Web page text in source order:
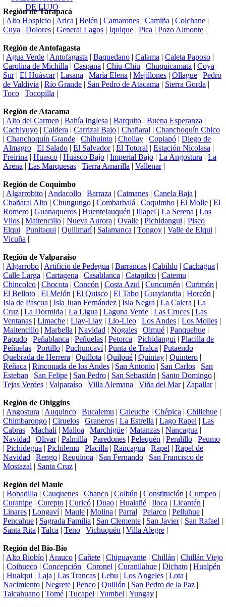
Región de Tarapacá
| Alto Hospicio | Arica | Belén | Camarones | Camiña | Colchane |
Cuya | Dolores | General Lagos | Iquique | Pica | Pozo Almonte |
Región de Antofagasta
| Agua Verde | Antofagasta | Baquedano | Calama | Caleta Paposo |
Carolina de Michilla | Caspana | Chiu-Chiu | Chuquicamata | Coya
Sur| El Huáscar| Lasana | María Elena | Mejillones | Ollague | Pedro
de Valdivia | Río Grande | San Pedro de Atacama | Sierra Gorda |
Toco | Tocopilla |
Región de Atacama
| Alto del Carmen | Bahía Inglesa | Barquito | Buena Esperanza |
Cachiyuyo | Caldera | Carrizal Bajo | Chañaral | Chanchoquín Chico
| Chanchoquín Grande | Chihuinto | Chollay | Copiapó | Diego de
Almagro | El Salado | El Salvador| El Totoral | Estación Nicolasa |
Freirina | Huasco | Huasco Bajo | Imperial Bajo | La Angostura | La
Arena | Las Marquesas | Tierra Amarilla | Vallenar|
Región de Coquimbo
| Algarrobito | Andacollo | Barraza | Caimanes | Canela Baja |
Chañaral Alto | Chungungo | Combarbalá | Coquimbo | El Molle | El
Romero | Guanaqueros | Huentelauquén | Illapel | La Serena | Los
Vilos | Maitencillo | Nueva Aurora | Ovalle | Pichidangui | Pisco
Elqui | Punitaqui | Quilimarí| Salamanca | Tongoy | Valle de Elqui |
Vicuña |
Región de Valparaíso
| Algarrobo | Artificio de Pedegua | Barrancas | Cabildo | Cachagua |
Calle Larga | Cartagena | Casablanca | Catapilco | Catemu |
Chincolco | Chocota | Concón | Costa Azul | Cuncumén | Curimón |
El Belloto | El Melón | El Quisco | El Tabo | Guaylandia | Horcón |
Isla de Pascua | Isla Juan Fernández | Isla Negra | La Calera | La
Cruz | La Dormida | La Ligua | Laguna Verde | Las Cruces | Las
Ventanas | Limache | Llay-Llay | Llo-Lleo | Los Andes | Los Molles |
Maitencillo | Marbella | Navidad | Nogales | Olmué | Panquehue |
Papudo | Peñablanca | Peñuelas | Petorca | Pichidangui | Placilla de
Peñuelas | Portillo | Puchuncaví| Punta de Tralca | Putaendo |
Quebrada de Herrera | Quillota | Quilpué | Quintay | Quintero |
Reñaca | Rinconada de los Andes | San Antonio | San Carlos | San
Esteban | San Felipe | San Pedro | San Sebastián | Santo Domingo |
Tejas Verdes | Valparaíso | Villa Alemana | Viña del Mar| Zapallar|
Región de Ohiggins
| Angostura | Auquinco | Bucalemu | Caleuche | Chépica | Chillehue |
Chimbarongo | Ciruelos | Graneros | La Estrella | Lago Rapel | Las
Cabras | Machalí| Malloa | Marchigüe | Matanzas | Nancagua |
Navidad | Olivar| Palmilla | Paredones | Pelequén | Peralillo | Peumo
| Pichidegua | Pichilemu | Placilla | Rancagua | Rapel | Rapel de
Navidad | Rengo | Requínoa | San Fernando | San Francisco de
Mostazal | Santa Cruz |
Región del Maule
| Bobadilla | Cauquenes | Chanco | Colbún | Constitución | Cumpeo |
Curanipe | Curepto | Curicó | Duao | Hualañé | Iloca | Licantén |
Linares | Longaví| Maule | Molina | Parral | Pelarco | Pelluhue |
Pencahue | Sagrada Familia | San Clemente | San Javier| San Rafael |
Santa Rita | Talca | Teno | Vichuquén | Villa Alegre |
Región del Bio-Bio
| Alto Biobío | Arauco | Cañete | Chiguayante | Chillán | Chillán Viejo
| Coihueco | Concepción | Coronel | Curanilahue | Dichato | Hualpén
| Hualqui | Laja | Las Trancas | Lebu | Los Angeles | Lota |
Nacimiento | Negrete | Penco | Quillón | San Pedro de la Paz |
Talcahuano | Tomé | Tucapel | Yumbel | Yungay |